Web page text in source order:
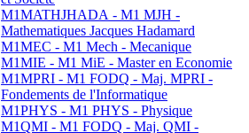
M1MATHJHADA - M1 MJH -
Mathematiques Jacques Hadamard
M1MEC - M1 Mech - Mecanique
M1MIE - M1 MiE - Master en Economie
M1MPRI - M1 FODQ - Maj. MPRI -
Fondements de l'Informatique
M1PHYS - M1 PHYS - Physique
M1QMI - M1 FODQ - Maj. QMI -